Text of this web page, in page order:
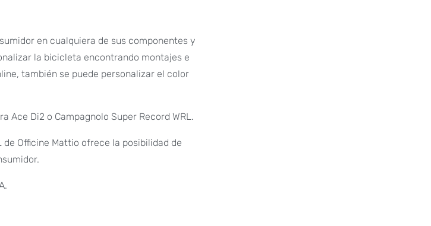
en cualquiera de sus componentes y
la bicicleta encontrando montajes e
también se puede personalizar el color
Ace Di2 o Campagnolo Super Record WRL.
Officine Mattio ofrece la posibilidad de